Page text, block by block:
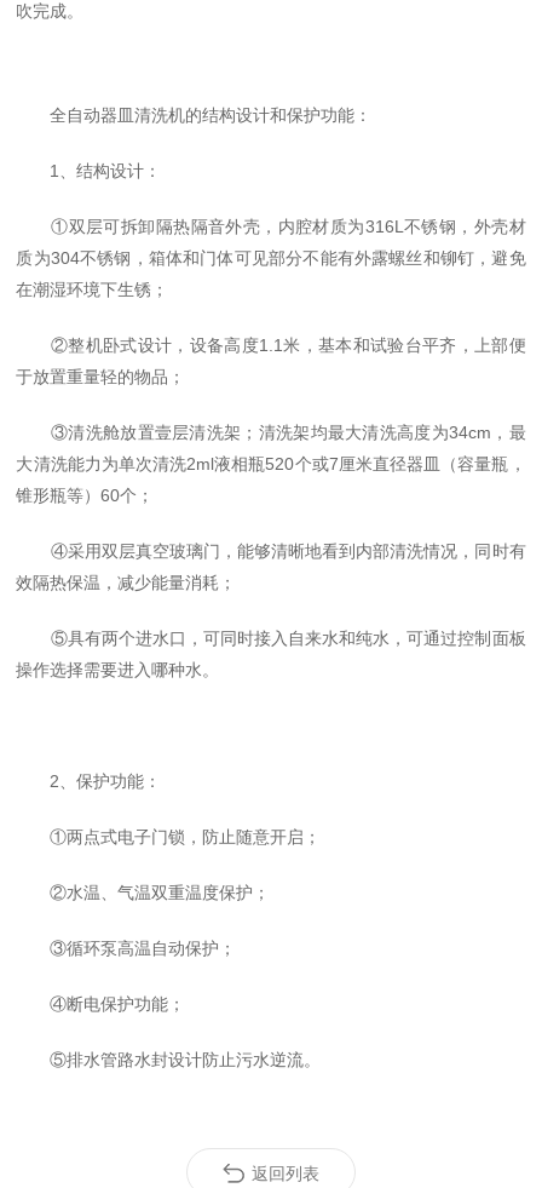
吹完成。
全自动器皿清洗机的结构设计和保护功能：
1、结构设计：
①双层可拆卸隔热隔音外壳，内腔材质为316L不锈钢，外壳材
质为304不锈钢，箱体和门体可见部分不能有外露螺丝和铆钉，避免
在潮湿环境下生锈；
②整机卧式设计，设备高度1.1米，基本和试验台平齐，上部便
于放置重量轻的物品；
③清洗舱放置壹层清洗架；清洗架均最大清洗高度为34cm，最
大清洗能力为单次清洗2ml液相瓶520个或7厘米直径器皿（容量瓶，
锥形瓶等）60个；
④采用双层真空玻璃门，能够清晰地看到内部清洗情况，同时有
效隔热保温，减少能量消耗；
⑤具有两个进水口，可同时接入自来水和纯水，可通过控制面板
操作选择需要进入哪种水。
2、保护功能：
①两点式电子门锁，防止随意开启；
②水温、气温双重温度保护；
③循环泵高温自动保护；
④断电保护功能；
⑤排水管路水封设计防止污水逆流。
返回列表